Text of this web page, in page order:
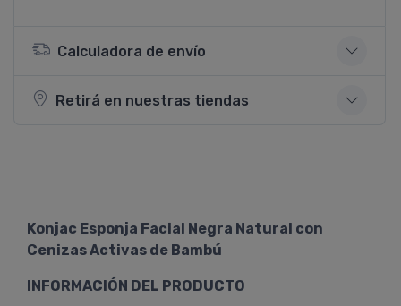
Calculadora de envío
Retirá en nuestras tiendas
Konjac Esponja Facial Negra Natural con
Cenizas Activas de Bambú
INFORMACIÓN DEL PRODUCTO